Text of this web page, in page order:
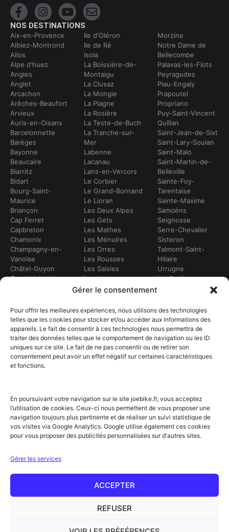
Gérer le consentement
Pour offrir les meilleures expériences, nous utilisons des technologies
telles que les cookies pour stocker et/ou accéder aux informations des
appareils. Le fait de consentir à ces technologies nous permettra de
traiter des données telles que le comportement de navigation ou les ID
uniques sur ce site. Le fait de ne pas consentir ou de retirer son
consentement peut avoir un effet négatif sur certaines caractéristiques
et fonctions.
En poursuivant votre navigation sur le site joebike.fr, vous acceptez
l’utilisation de cookies. Ceux-ci nous permettent de vous proposer une
navigation toujours plus pertinente et de réaliser un suivi statistique de
vos visites via Google Analytics. Google utilise également ces cookies
pour vous proposer des publicités personnalisées sur d'autres sites.
Gérer les services
ACCEPTER
REFUSER
NOS DESTINATIONS
Aix-en-Provence
Albiez-Montrond
Allos
Alpe d'huez
Angles
Anglet
Arcachon
Arêches-Beaufort
Arvieux
Auris-en-Oisans
Barcelonnette
Barèges
Bayonne
Beaucaire
Biarritz
Bidart
Bourg-Saint-
Maurice
Briançon
Cap Ferret
Capbreton
Chamonix
Champagny-en-
Vanoise
Châtel-Guyon
Crest-Voland
Embrun
Flumet
Frontignan
Gourette
Gruissan
Hendaye
Hossegor
Ile d'Oléron
Ile de Ré
Isola
La Boissière-de-
Montaigu
La Clusaz
La Mongie
La Plagne
La Rosière
La Teste-de-Buch
La Tranche-sur-
Mer
Labenne
Lacanau
Lans-en-Vercors
Le Corbier
Le Grand-Bornand
Le Lioran
Les Deux Alpes
Les Gets
Les Mathes
Les Ménuires
Les Orres
Les Rousses
Les Saisies
Leucate
Lézignan-
Loudenvielle
Luchon
Luz-Saint-Sauveur
Marennes
Marseille
Méribel
Morzine
Notre Dame de
Bellecombe
Palavas-les-Flots
Peyragudes
Piau-Engaly
Prapoutel
Propriano
Puy-Saint-Vincent
Quillan
Saint-Jean-de-Sixt
Saint-Lary-Soulan
Saint-Malo
Saint-Martin-de-
Belleville
Sainte-Foy-
Tarentaise
Sainte-Maxime
Samoëns
Seignosse
Serre-Chevalier
Sisteron
Talmont-Saint-
Hilaire
Urrugne
Val Cenis
Valberg
Vars
Vendays-
Montalivet
Villard-de-Lans
Villarodin-Bourget
Achat de vélo
Atelier vélo
Livraison à domicile
Itinéraires vélo
Sorties guidées
NOTRE RÉSEAU ET PARTENAIRES
Offre partenaires hébergeurs
Label Accueil Vélo
Rejoignez le réseau !